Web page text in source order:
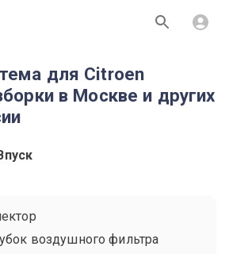
для Citroen
в Москве и других
воздушного фильтра